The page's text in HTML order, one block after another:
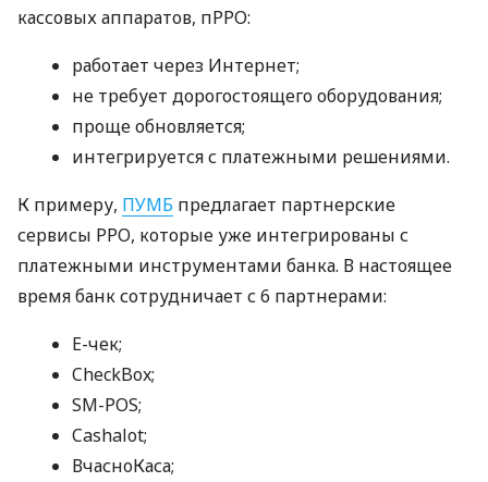
кассовых аппаратов, пРРО:
работает через Интернет;
не требует дорогостоящего оборудования;
проще обновляется;
интегрируется с платежными решениями.
К примеру, ПУМБ предлагает партнерские
сервисы РРО, которые уже интегрированы с
платежными инструментами банка. В настоящее
время банк сотрудничает с 6 партнерами:
E-чек;
CheckBox;
SM-POS;
Cashalot;
ВчасноКаса;